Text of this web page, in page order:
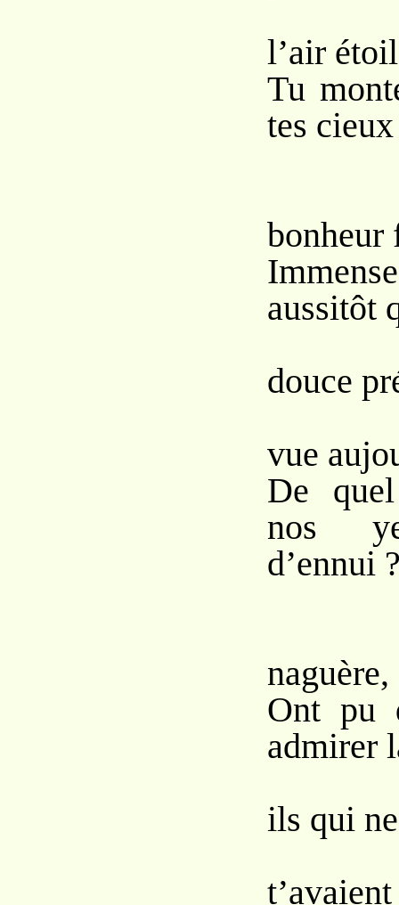
l’air
Tu
tes
bonheur
aussitôt
douce
vue
De
nos
d’ennui
naguère,
Ont pu
admirer
ils qui